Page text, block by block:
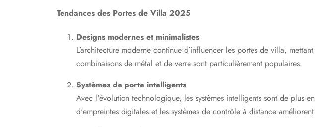
Tendances des Portes de Villa 2025
Designs modernes et minimalistes
L’architecture moderne continue d’influencer les portes de villa,
combinaisons de métal et de verre sont particulièrement populaires.
Systèmes de porte intelligents
Avec l'évolution technologique, les systèmes intelligents sont de plus
d'empreintes digitales et les systèmes de contrôle à distance